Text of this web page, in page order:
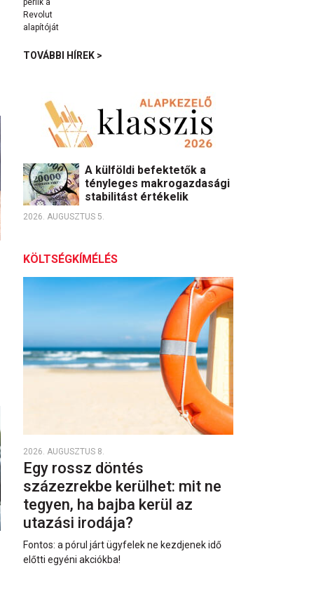
TOVÁBBI HÍREK >
A külföldi befektetők a
tényleges makrogazdasági
stabilitást értékelik
2026. AUGUSZTUS 5.
KÖLTSÉGKÍMÉLÉS
2026. AUGUSZTUS 8.
Egy rossz döntés
százezrekbe kerülhet: mit ne
tegyen, ha bajba kerül az
utazási irodája?
Fontos: a pórul járt ügyfelek ne kezdjenek idő
előtti egyéni akciókba!